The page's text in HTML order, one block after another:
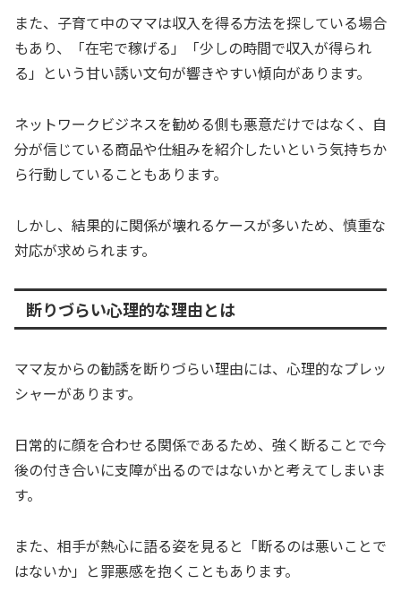
また、子育て中のママは収入を得る方法を探している場合
もあり、「在宅で稼げる」「少しの時間で収入が得られ
る」という甘い誘い文句が響きやすい傾向があります。
ネットワークビジネスを勧める側も悪意だけではなく、自
分が信じている商品や仕組みを紹介したいという気持ちか
ら行動していることもあります。
しかし、結果的に関係が壊れるケースが多いため、慎重な
対応が求められます。
断りづらい心理的な理由とは
ママ友からの勧誘を断りづらい理由には、心理的なプレッ
シャーがあります。
日常的に顔を合わせる関係であるため、強く断ることで今
後の付き合いに支障が出るのではないかと考えてしまいま
す。
また、相手が熱心に語る姿を見ると「断るのは悪いことで
はないか」と罪悪感を抱くこともあります。